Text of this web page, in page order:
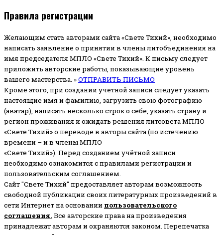
Правила регистрации
Желающим стать авторами сайта «Свете Тихий», необходимо
написать заявление о принятии в члены литобъединения на
имя председателя МПЛО «Свете Тихий». К письму следует
приложить авторские работы, показывающие уровень
вашего мастерства. »ОТПРАВИТЬ ПИСЬМО
Кроме этого, при создании учетной записи следует указать
настоящие имя и фамилию, загрузить свою фотографию
(аватар), написать несколько строк о себе, указать страну и
регион проживания и ожидать решения литсовета МПЛО
«Свете Тихий» о переводе в авторы сайта (по истечению
времени – и в члены МПЛО
«Свете Тихий»). Перед созданием учётной записи
необходимо ознакомится с правилами регистрации и
пользовательским соглашением.
Сайт "Свете Тихий" предоставляет авторам возможность
свободной публикации своих литературных произведений в
сети Интернет на основании пользовательского
соглашения. Все авторские права на произведения
принадлежат авторам и охраняются законом. Перепечатка